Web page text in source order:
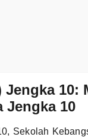
10:
Jengka 10
Sekolah